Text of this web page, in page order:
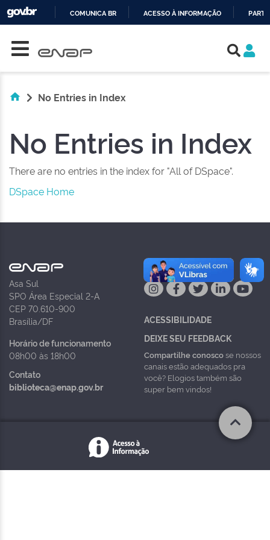
COMUNICA BR ACESSO À INFORMAÇÃO
No Entries in Index
No Entries in Index
There are no entries in the index for "All of DSpace".
DSpace Home
Asa Sul
SPO Área Especial 2-A
CEP 70.610-900
Brasília/DF
Horário de funcionamento
08h00 às 18h00
Contato
biblioteca@enap.gov.br
NAS REDES
ACESSIBILIDADE
DEIXE SEU FEEDBACK
Compartilhe conoscose nossos
canais estão adequados pra
você? Elogios também são
super bem vindos!